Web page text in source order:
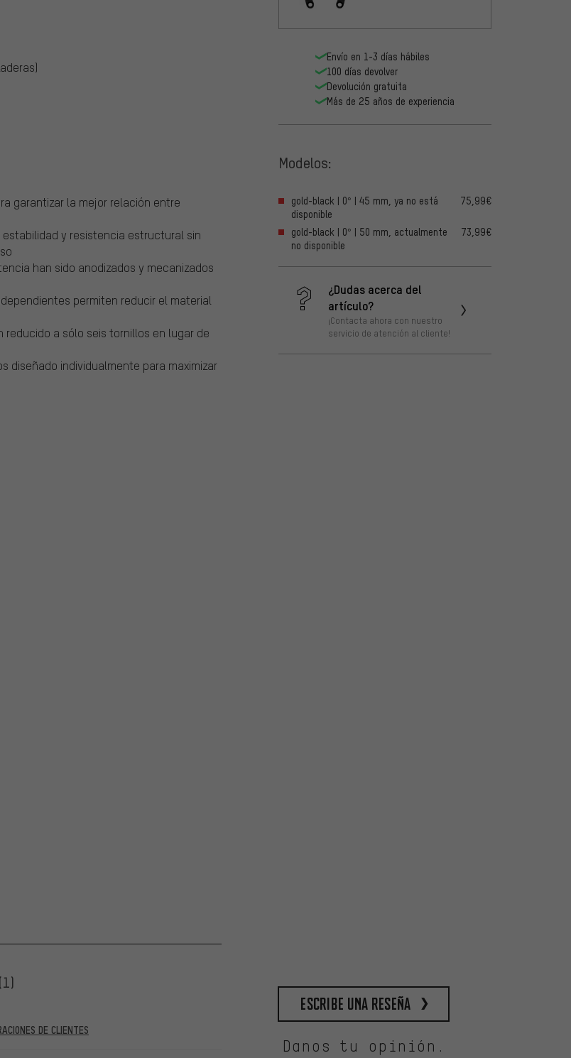
garantizar la mejor relación entre
y resistencia estructural sin
han sido anodizados y mecanizados
permiten reducir el material
a sólo seis tornillos en lugar de
diseñado individualmente para maximizar
Envío en 1-3 días hábiles
100 días devolver
Devolución gratuita
Más de 25 años de experiencia
Modelos:
gold-black | 0° | 45 mm, ya no está
disponible
75,99€
gold-black | 0° | 50 mm, actualmente
no disponible
73,99€
¿Dudas acerca del
artículo?
¡Contacta ahora con nuestro
servicio de atención al cliente!
(1)
DE CLIENTES
escribe una reseña
Danos tu opinión.